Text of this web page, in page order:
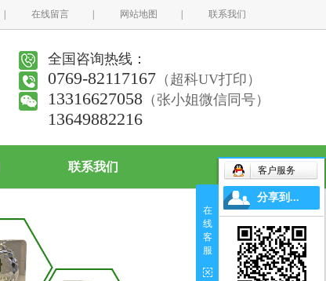
在线留言 网站地图 联系我们
全国咨询热线：
0769-82117167 （超科UV打印）
13316627058 （张小姐微信同号）
13649882216
联系我们
在
线
客
服
客户服务
分享到...